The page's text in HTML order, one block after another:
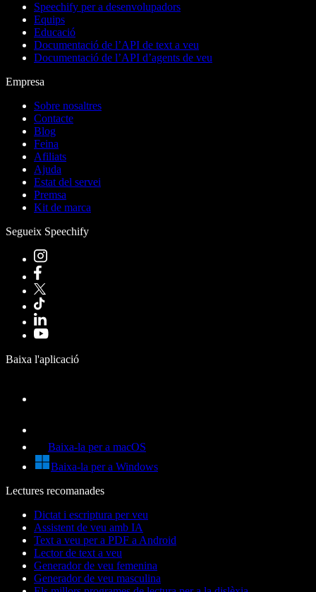
Speechify per a desenvolupadors
Equips
Educació
Documentació de l’API de text a veu
Documentació de l’API d’agents de veu
Empresa
Sobre nosaltres
Contacte
Blog
Feina
Afiliats
Ajuda
Estat del servei
Premsa
Kit de marca
Segueix Speechify
Baixa l'aplicació
Baixa-la per a macOS
Baixa-la per a Windows
Lectures recomanades
Dictat i escriptura per veu
Assistent de veu amb IA
Text a veu per a PDF a Android
Lector de text a veu
Generador de veu femenina
Generador de veu masculina